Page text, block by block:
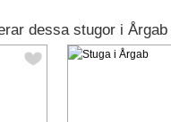
dessa stugor i Årgab